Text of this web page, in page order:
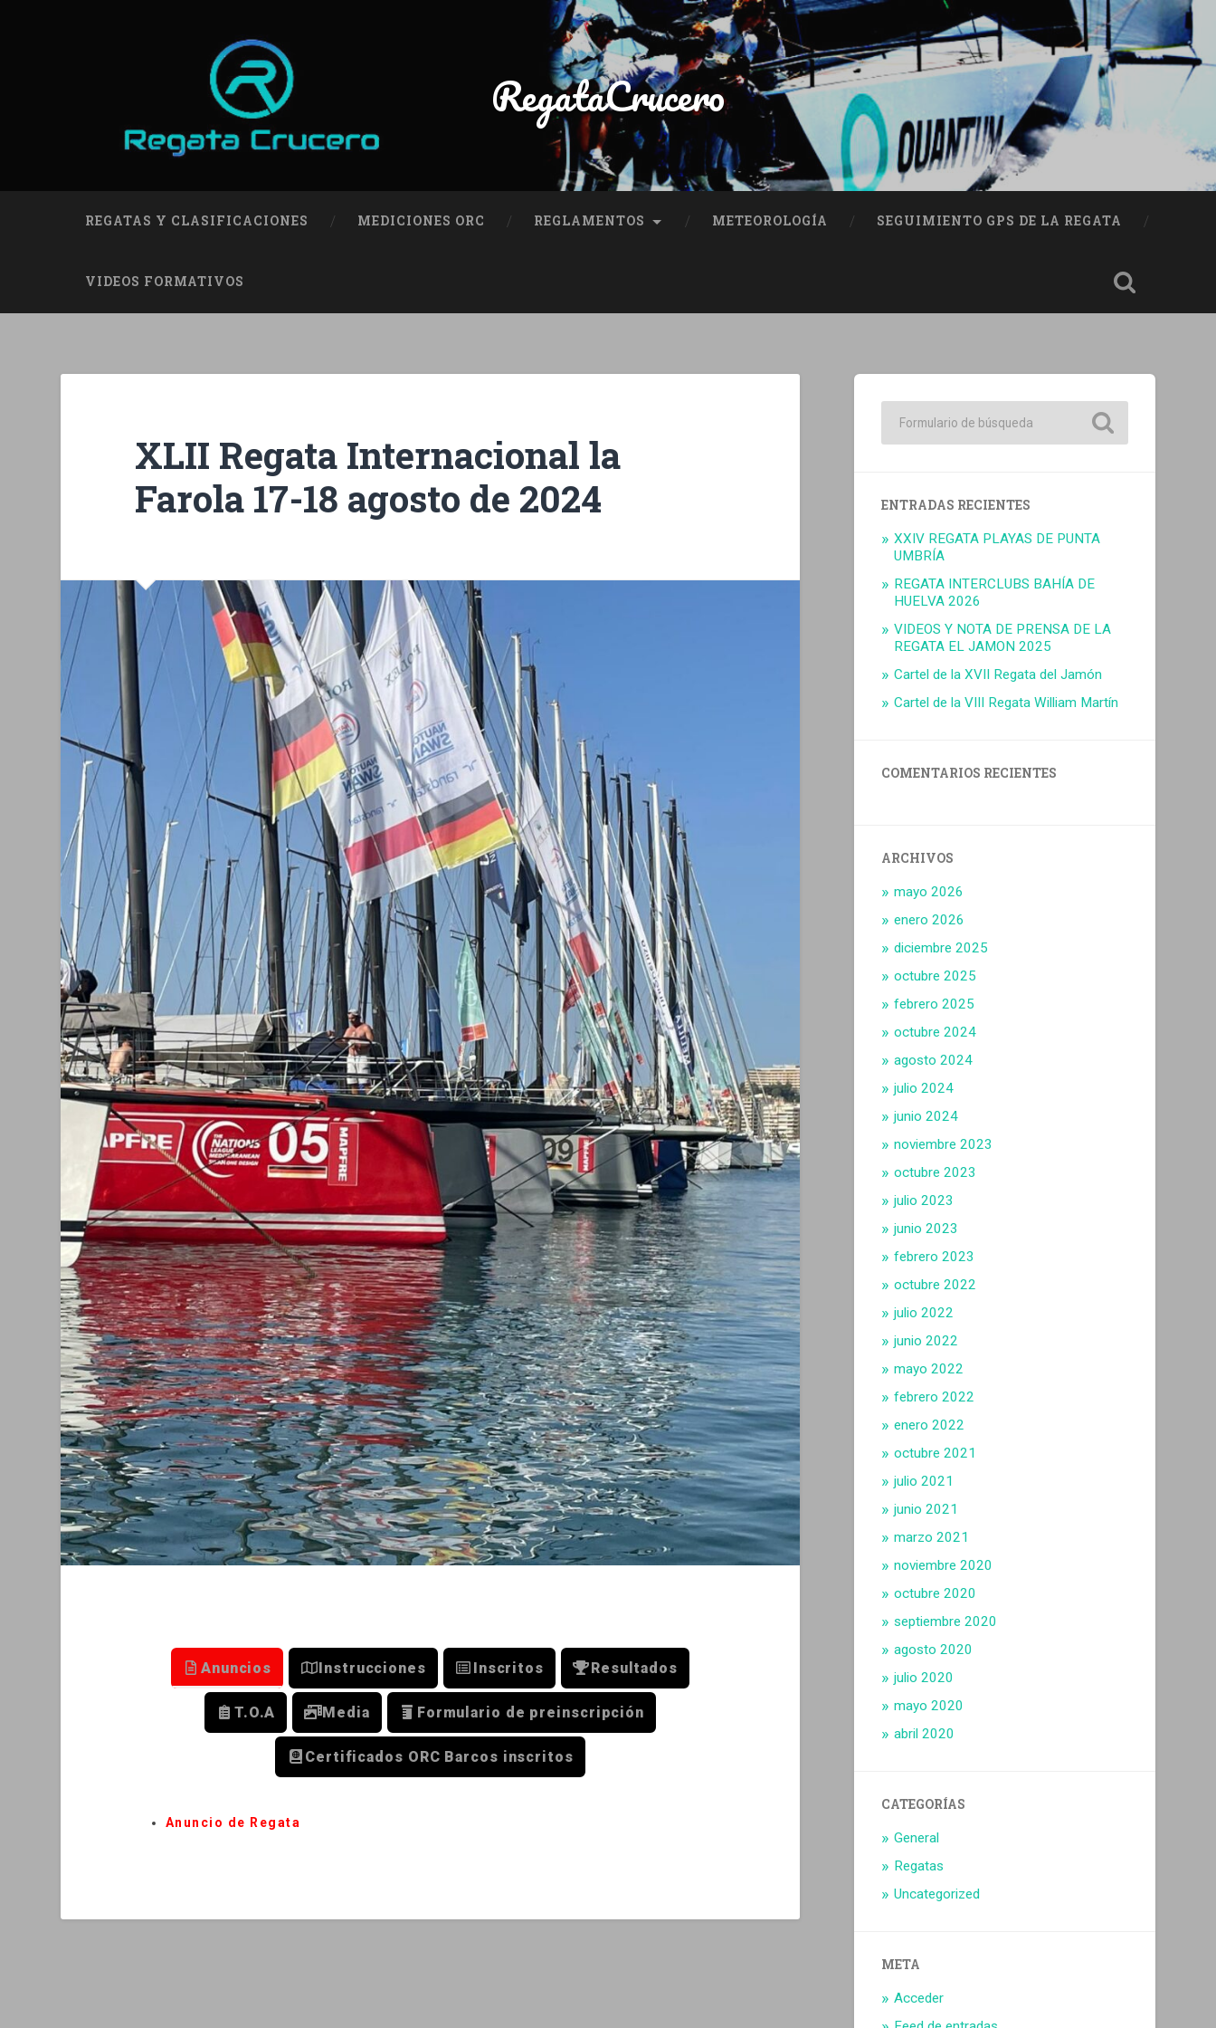
RegataCrucero
REGATAS Y CLASIFICACIONES MEDICIONES ORC REGLAMENTOS METEOROLOGÍA SEGUIMIENTO GPS DE LA REGATA
VIDEOS FORMATIVOS
XLII Regata Internacional la
Farola 17-18 agosto de 2024
Anuncios Instrucciones Inscritos Resultados
T.O.A Media Formulario de preinscripción
Certificados ORC Barcos inscritos
Anuncio de Regata
ENTRADAS RECIENTES
XXIV REGATA PLAYAS DE PUNTA
UMBRÍA
REGATA INTERCLUBS BAHÍA DE
HUELVA 2026
VIDEOS Y NOTA DE PRENSA DE LA
REGATA EL JAMON 2025
Cartel de la XVII Regata del Jamón
Cartel de la VIII Regata William Martín
COMENTARIOS RECIENTES
ARCHIVOS
mayo 2026
enero 2026
diciembre 2025
octubre 2025
febrero 2025
octubre 2024
agosto 2024
julio 2024
junio 2024
noviembre 2023
octubre 2023
julio 2023
junio 2023
febrero 2023
octubre 2022
julio 2022
junio 2022
mayo 2022
febrero 2022
enero 2022
octubre 2021
julio 2021
junio 2021
marzo 2021
noviembre 2020
octubre 2020
septiembre 2020
agosto 2020
julio 2020
mayo 2020
abril 2020
CATEGORÍAS
General
Regatas
Uncategorized
META
Acceder